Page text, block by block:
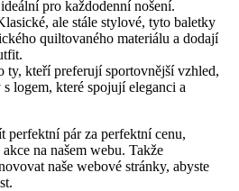
pro každodenní ⁤nošení.
ale stále stylové, tyto baletky​
‌quiltovaného​ materiálu a dodají
ty, ‍kteří preferují sportovnější vzhled,
logem, které spojují eleganci a
pár za perfektní cenu,
na našem webu. Takže
naše webové stránky, abyste